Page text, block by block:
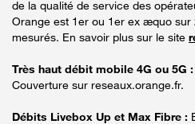
de la qualité de service des
Orange est 1er ou 1er ex æquo sur
mesurés. En savoir plus sur le site
Très haut débit mobile 4G ou 5G :
Couverture sur reseaux.orange.fr.
Débits Livebox Up et Max Fibre :